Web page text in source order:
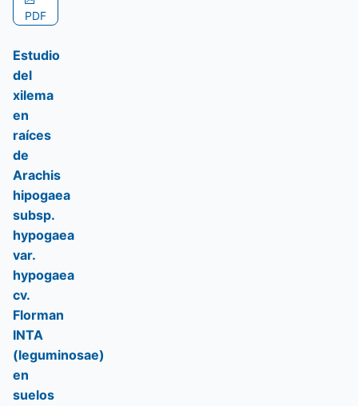
PDF
Estudio
del
xilema
en
raíces
de
Arachis
hipogaea
subsp.
hypogaea
var.
hypogaea
cv.
Florman
INTA
(leguminosae)
en
suelos